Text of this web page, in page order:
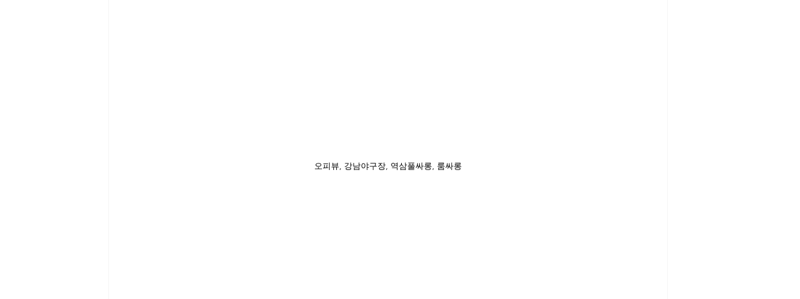
오피뷰, 강남야구장, 역삼풀싸롱, 룸싸롱